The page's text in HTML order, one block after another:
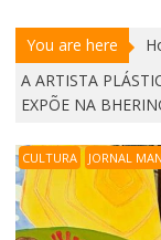
You are here
A ARTISTA
EXPÕE NA
CULTURA JORNAL